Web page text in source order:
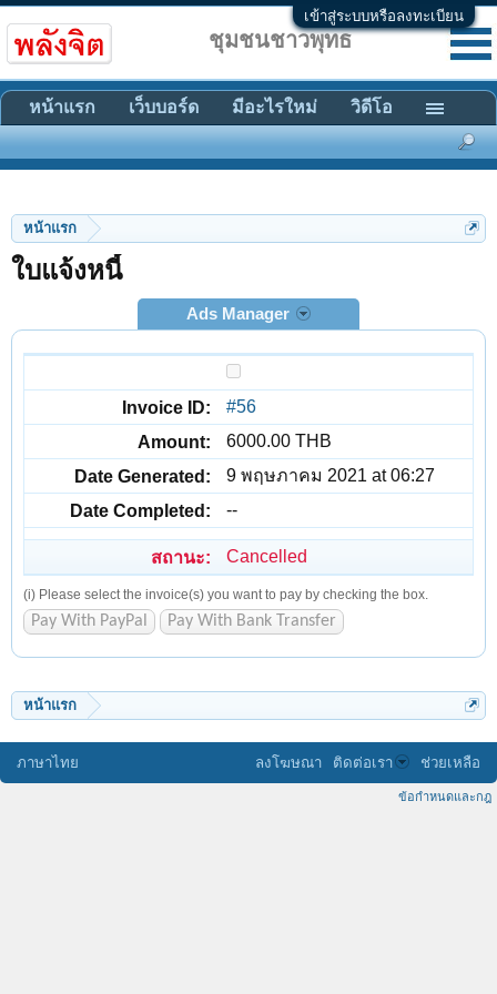
เข้าสู่ระบบหรือลงทะเบียน
หน้าแรก
ใบแจ้งหนี้
Ads Manager
#56
6000.00 THB
9 พฤษภาคม 2021 at 06:27
--
Cancelled
(i) Please select the invoice(s) you want to pay by checking the box.
หน้าแรก
ชุมชนชาวพุทธ
หน้าแรก เว็บบอร์ด มีอะไรใหม่ วิดีโอ
ภาษาไทย ลงโฆษณา ติดต่อเรา ช่วยเหลือ
ข้อกำหนดและกฎ